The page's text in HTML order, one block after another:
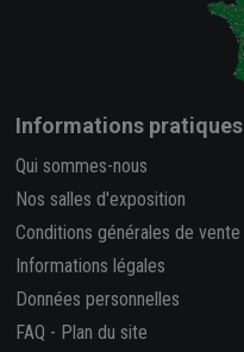
Informations pratiques
Qui sommes-nous
Nos salles d'exposition
Conditions générales de vente
Informations légales
Données personnelles
FAQ - Plan du site